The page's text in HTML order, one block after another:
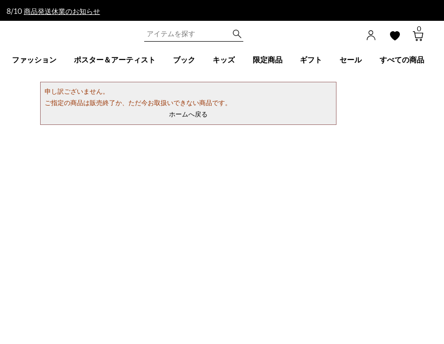
8/10 商品発送休業のお知らせ
0
ファッション ポスター＆アーティスト ブック キッズ 限定商品 ギフト セール すべての商品
申し訳ございません。
ご指定の商品は販売終了か、ただ今お取扱いできない商品です。
ホームへ戻る